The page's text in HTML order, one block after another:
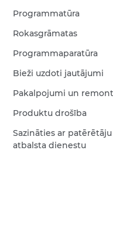
Programmatūra
Rokasgrāmatas
Programmaparatūra
Bieži uzdoti jautājumi
Pakalpojumi un
Produktu drošība
Sazināties ar patērētāju
atbalsta dienestu